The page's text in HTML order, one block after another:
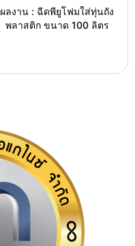
ผลงาน : ฉีดพียูโฟมใส่ทุ่นถัง
พลาสติก ขนาด 100 ลิตร